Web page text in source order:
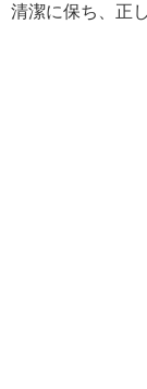
清潔に保ち、正